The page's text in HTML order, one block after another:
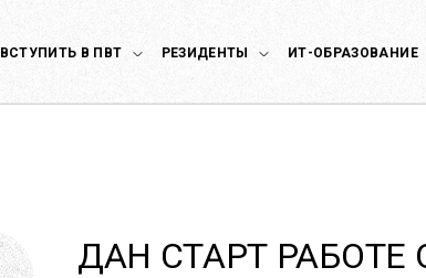
ВСТУПИТЬ В ПВТ РЕЗИДЕНТЫ ИТ-ОБРАЗОВАНИЕ
ДАН СТАРТ РАБОТЕ